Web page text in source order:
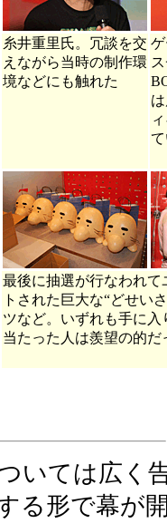
糸井重里氏。冗談を交
えながら当時の制作環
境などにも触れた
最後に抽選が行なわれて
トされた巨大な“どせい
ツなど。いずれも手に
当たった人は羨望の的だ
いては広く
る形で幕が